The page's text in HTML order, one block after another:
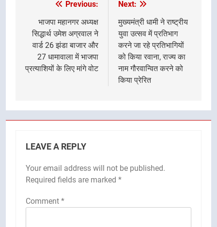
navigation
Previous:
भाजपा महानगर अध्यक्ष
सिद्धार्थ उमेश अग्रवाल ने
वार्ड 26 झंडा बाजार और
27 धामावाला में भाजपा
प्रत्याशियों के लिए मांगे वोट
Next:
मुख्यमंत्री धामी ने राष्ट्रीय
युवा उत्सव में प्रतिभाग
करने जा रहे प्रतिभागियों
को किया रवाना, राज्य का
नाम गौरवान्वित करने को
किया प्रेरित
LEAVE A REPLY
Your email address will not be published.
Required fields are marked *
Comment *